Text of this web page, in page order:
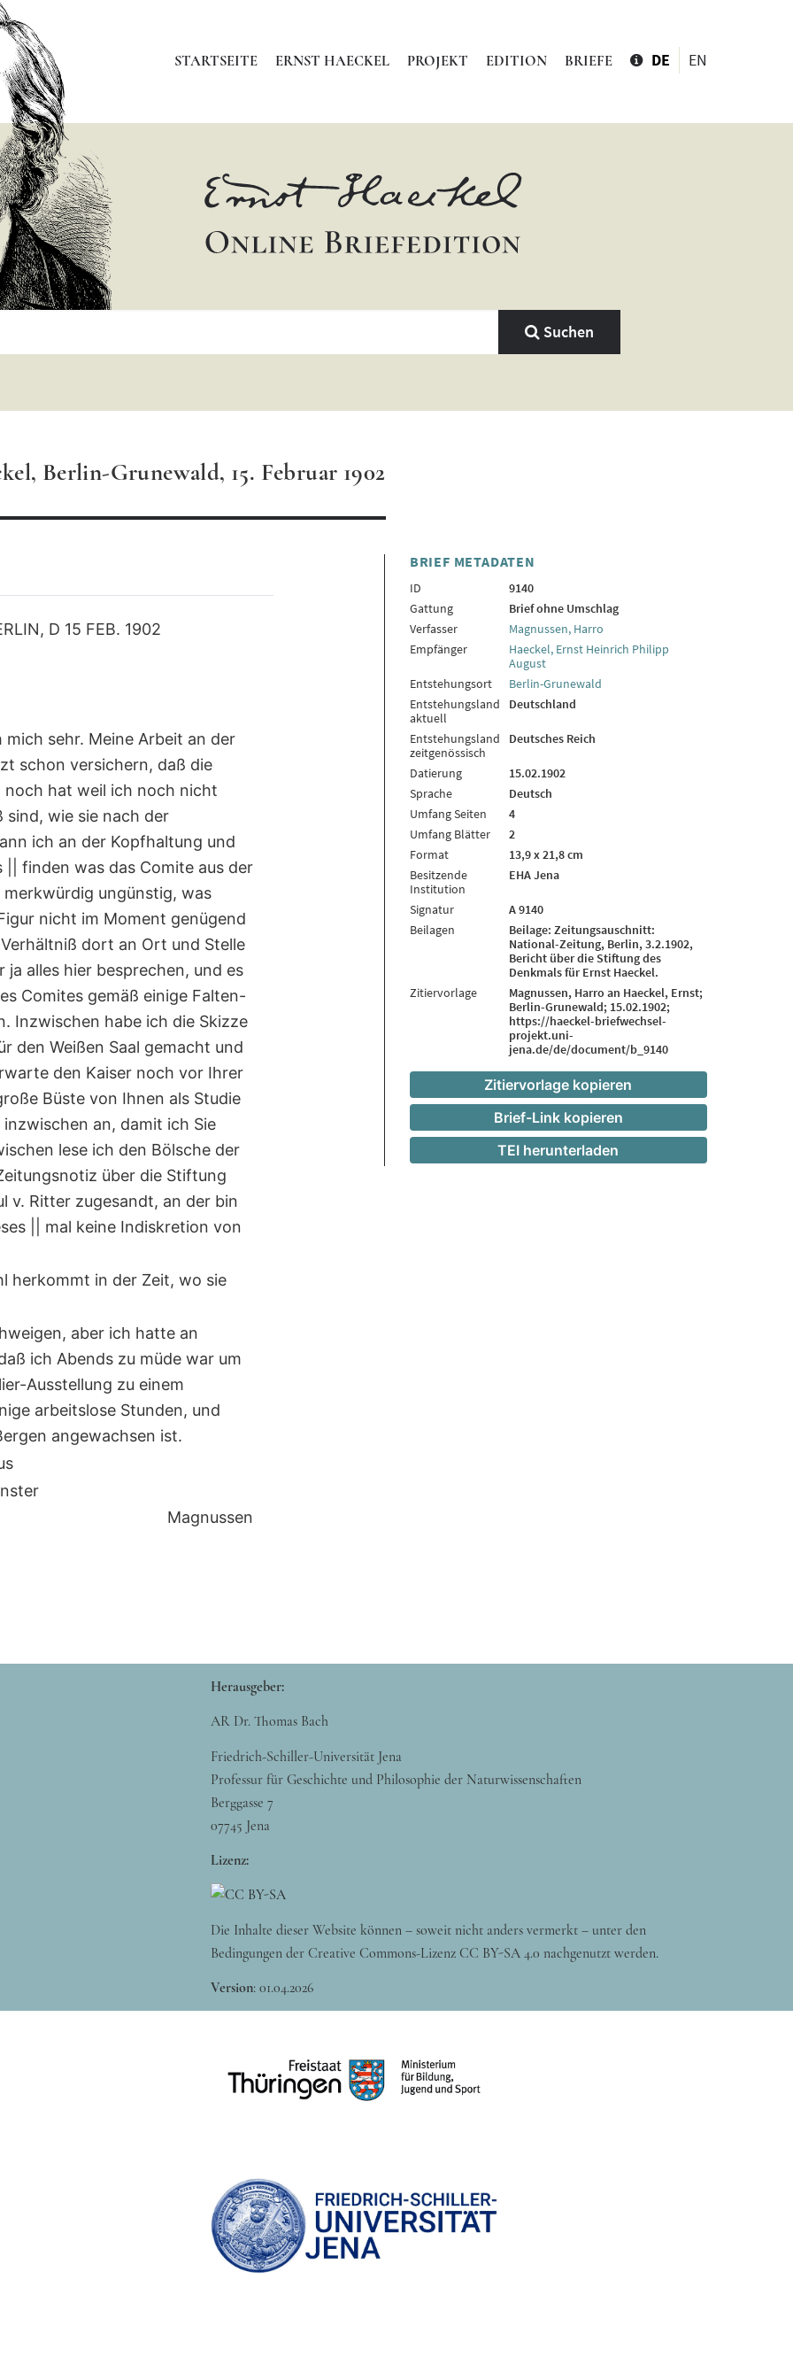
STARTSEITE ERNST HAECKEL PROJEKT EDITION BRIEFE DE EN
Suchen
Berlin-Grunewald, 15. Februar 1902
D 15 FEB. 1902
sehr. Meine Arbeit an der
schon versichern, daß die
noch hat weil ich noch nicht
wie sie nach der
ich an der Kopfhaltung und
finden was das Comite aus der
ungünstig, was
nicht im Moment genügend
dort an Ort und Stelle
alles hier besprechen, und es
Comites gemäß einige Falten-
Inzwischen habe ich die Skizze
den Weißen Saal gemacht und
den Kaiser noch vor Ihrer
Büste von Ihnen als Studie
an, damit ich Sie
lese ich den Bölsche der
über die Stiftung
v. Ritter zugesandt, an der bin
|| mal keine Indiskretion von
herkommt in der Zeit, wo sie
aber ich hatte an
ich Abends zu müde war um
Ausstellung zu einem
arbeitslose Stunden, und
angewachsen ist.
Magnussen
BRIEF METADATEN
ID
9140
Gattung
Brief ohne Umschlag
Verfasser
Magnussen, Harro
Empfänger
Haeckel, Ernst Heinrich Philipp
August
Entstehungsort
Berlin-Grunewald
Entstehungsland
aktuell
Deutschland
Entstehungsland
zeitgenössisch
Deutsches Reich
Datierung
15.02.1902
Sprache
Deutsch
Umfang Seiten
4
Umfang Blätter
2
Format
13,9 x 21,8 cm
Besitzende
Institution
EHA Jena
Signatur
A 9140
Beilagen
Beilage: Zeitungsauschnitt:
National-Zeitung, Berlin, 3.2.1902,
Bericht über die Stiftung des
Denkmals für Ernst Haeckel.
Zitiervorlage
Magnussen, Harro an Haeckel, Ernst;
Berlin-Grunewald; 15.02.1902;
https://haeckel-briefwechsel-
projekt.uni-
jena.de/de/document/b_9140
Zitiervorlage kopieren
Brief-Link kopieren
TEI herunterladen
Herausgeber:
AR Dr. Thomas Bach
Friedrich-Schiller-Universität Jena
Professur für Geschichte und Philosophie der Naturwissenschaften
Berggasse 7
07745 Jena
Lizenz:
Die Inhalte dieser Website können – soweit nicht anders vermerkt – unter den
Bedingungen der Creative Commons-Lizenz CC BY-SA 4.0 nachgenutzt werden.
Version: 01.04.2026